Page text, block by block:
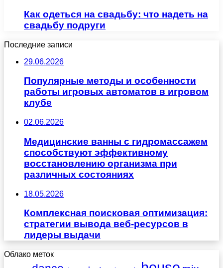
Как одеться на свадьбу: что надеть на
свадьбу подруги
Последние записи
29.06.2026
Популярные методы и особенности
работы игровых автоматов в игровом
клубе
02.06.2026
Медицинские ванны с гидромассажем
способствуют эффективному
восстановлению организма при
различных состояниях
18.05.2026
Комплексная поисковая оптимизация:
стратегии вывода веб-ресурсов в
лидеры выдачи
Облако меток